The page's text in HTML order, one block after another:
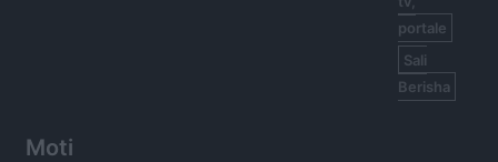
portale
Sali
Berisha
Moti